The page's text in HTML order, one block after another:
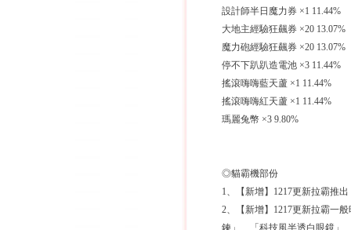
設計師半日魔力券 ×1 11.44%
大地主經驗狂飆券 ×20 13.07%
魔力砲經驗狂飆券 ×20 13.07%
停不下趴趴造電池 ×3 11.44%
搖滾嗨嗨藍天蘆 ×1 11.44%
搖滾嗨嗨紅天蘆 ×1 11.44%
瑪麗兔幣 ×3 9.80%
◎貓霸機部份
1、【新增】1217更新拉霸推
2、【新增】1217更新拉霸一
鍊」、「科技風半透白眼鏡」